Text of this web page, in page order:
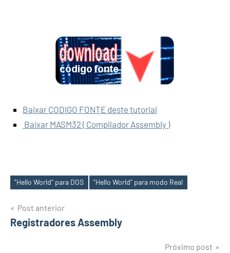
Baixar CODIGO FONTE deste tutorial
Baixar MASM32 ( Compilador Assembly )
Tags
"Hello World" para DOS "Hello World" para modo Real
Navegação
de
Post anterior
Registradores Assembly
Próximo post